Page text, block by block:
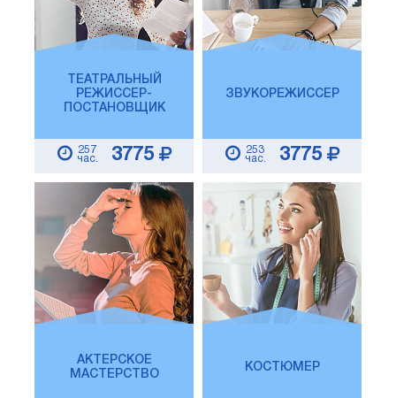
ТЕАТРАЛЬНЫЙ
РЕЖИССЕР-
ПОСТАНОВЩИК
257
час.
3775
ЗВУКОРЕЖИССЕР
253
час.
3775
АКТЕРСКОЕ
МАСТЕРСТВО
КОСТЮМЕР